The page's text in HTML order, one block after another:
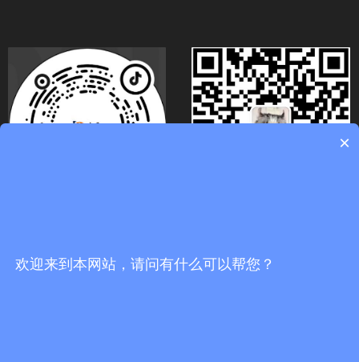
×
欢迎来到本网站，请问有什么可以帮您？